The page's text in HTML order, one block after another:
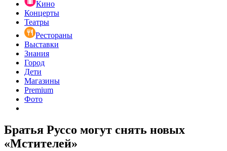
Кино
Концерты
Театры
Рестораны
Выставки
Знания
Город
Дети
Магазины
Premium
Фото
Братья Руссо могут снять новых
«Мстителей»